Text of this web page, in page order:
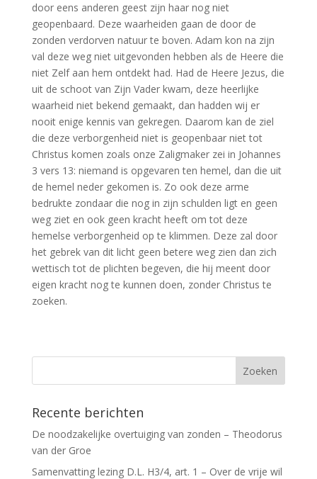
door eens anderen geest zijn haar nog niet
geopenbaard. Deze waarheiden gaan de door de
zonden verdorven natuur te boven. Adam kon na zijn
val deze weg niet uitgevonden hebben als de Heere die
niet Zelf aan hem ontdekt had. Had de Heere Jezus, die
uit de schoot van Zijn Vader kwam, deze heerlijke
waarheid niet bekend gemaakt, dan hadden wij er
nooit enige kennis van gekregen. Daarom kan de ziel
die deze verborgenheid niet is geopenbaar niet tot
Christus komen zoals onze Zaligmaker zei in Johannes
3 vers 13: niemand is opgevaren ten hemel, dan die uit
de hemel neder gekomen is. Zo ook deze arme
bedrukte zondaar die nog in zijn schulden ligt en geen
weg ziet en ook geen kracht heeft om tot deze
hemelse verborgenheid op te klimmen. Deze zal door
het gebrek van dit licht geen betere weg zien dan zich
wettisch tot de plichten begeven, die hij meent door
eigen kracht nog te kunnen doen, zonder Christus te
zoeken.
Recente berichten
De noodzakelijke overtuiging van zonden – Theodorus
van der Groe
Samenvatting lezing D.L. H3/4, art. 1 – Over de vrije wil